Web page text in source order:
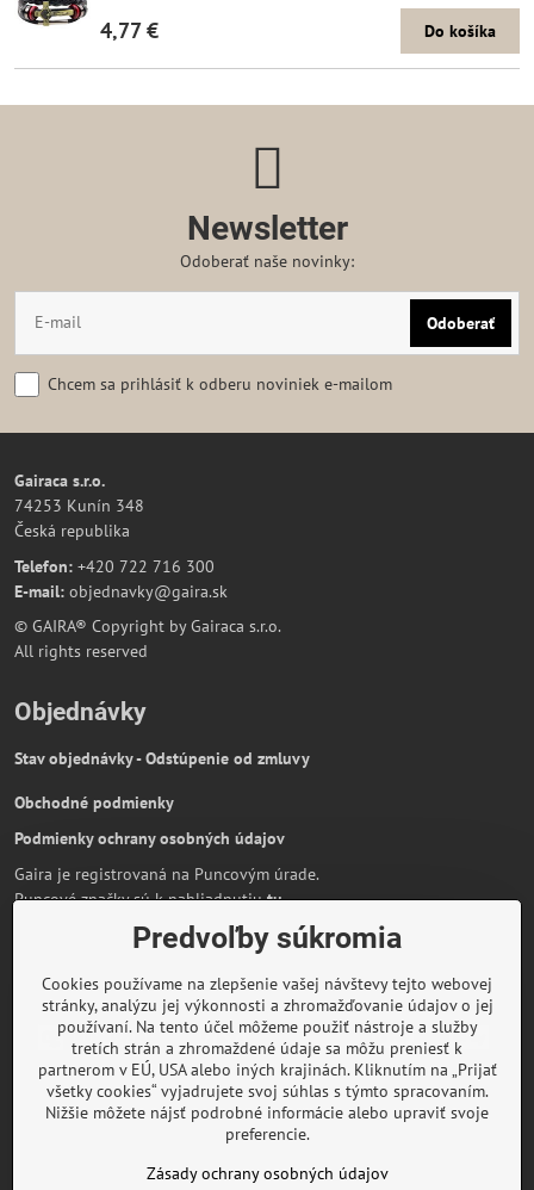
4,77 € Do košíka
Newsletter
Odoberať naše novinky:
Odoberať
Chcem sa prihlásiť k odberu noviniek e-mailom
Gairaca s.r.o.
74253 Kunín 348
Česká republika
Telefon: +420 722 716 300
E-mail: objednavky@gaira.sk
© GAIRA® Copyright by Gairaca s.r.o.
All rights reserved
Objednávky
Stav objednávky - Odstúpenie od zmluvy
Obchodné podmienky
Podmienky ochrany osobných údajov
Gaira je registrovaná na Puncovým úrade.
Puncové značky sú k nahliadnutiutu.
Partnerská stránka:AmiraShop.sk Bypami.cz
Informácie o platbe kartou
O značke Gaira
Predvoľby súkromia
Cookies používame na zlepšenie vašej návštevy tejto webovej
stránky, analýzu jej výkonnosti a zhromažďovanie údajov o jej
používaní. Na tento účel môžeme použiť nástroje a služby
tretích strán a zhromaždené údaje sa môžu preniesť k
partnerom v EÚ, USA alebo iných krajinách. Kliknutím na „Prijať
všetky cookies“ vyjadrujete svoj súhlas s týmto spracovaním.
Nižšie môžete nájsť podrobné informácie alebo upraviť svoje
preferencie.
Zásady ochrany osobných údajov